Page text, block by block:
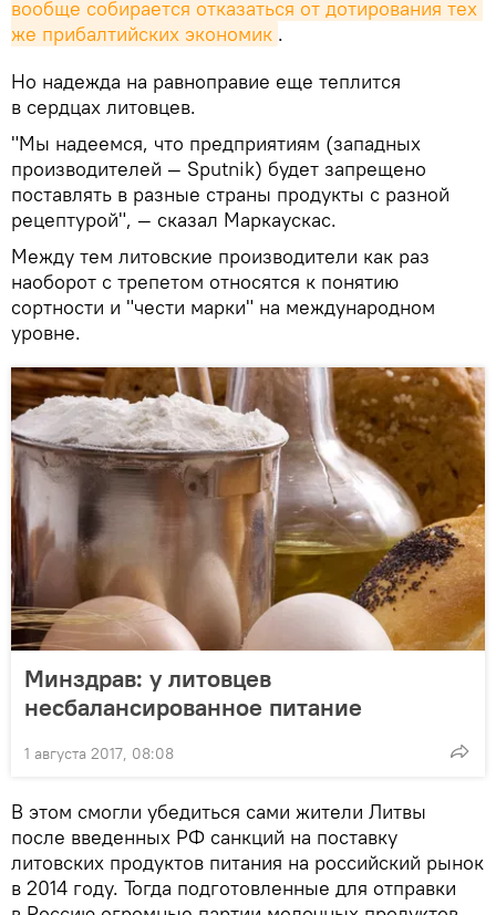
вообще собирается отказаться от дотирования тех
же прибалтийских экономик .
Но надежда на равноправие еще теплится
в сердцах литовцев.
"Мы надеемся, что предприятиям (западных
производителей — Sputnik) будет запрещено
поставлять в разные страны продукты с разной
рецептурой", — сказал Маркаускас.
Между тем литовские производители как раз
наоборот с трепетом относятся к понятию
сортности и "чести марки" на международном
уровне.
Минздрав: у литовцев
несбалансированное питание
1 августа 2017, 08:08
В этом смогли убедиться сами жители Литвы
после введенных РФ санкций на поставку
литовских продуктов питания на российский рынок
в 2014 году. Тогда подготовленные для отправки